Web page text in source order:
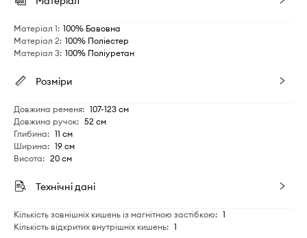
Матеріал 1: 100% Бавовна
Матеріал 2: 100% Поліестер
Матеріал 3: 100% Поліуретан
Розміри
Довжина ременя: 107-123 см
Довжина ручок: 52 см
Глибина: 11 см
Ширина: 19 см
Висота: 20 см
Технічні дані
Кількість зовнішніх кишень із магнітною застібкою: 1
Кількість відкритих внутрішніх кишень: 1